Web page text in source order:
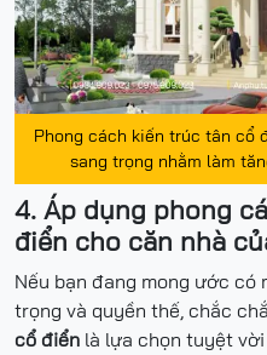
Phong cách kiến trúc tân cổ
sang trọng nhằm làm
4. Áp dụng phong
điển cho căn nhà
Nếu bạn đang mong ước có
trọng và quyền thế, chắc
cổ điển là lựa chọn tuyệt